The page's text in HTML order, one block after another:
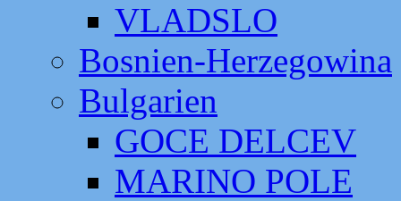
VLADSLO
Bosnien-Herzegowina
Bulgarien
GOCE DELCEV
MARINO POLE